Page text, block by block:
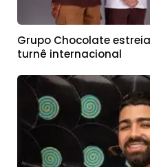
Grupo Chocolate
turnê internacional